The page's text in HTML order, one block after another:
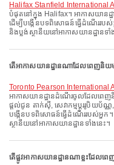
Halifax Stanfield International
បំផុតនៅក្នុង Halifax។ អាកាសយានដ្ឋ
ដើម្បីបង្កើនបទពិសោធន៍ធ្វើដំណើររប
និងប្លង់ស្ថានីយនៅអាកាសយានដ្ឋានទាំ
តើអាកាសយានដ្ឋានណាដែលពេញនិ
Toronto Pearson International
អាកាសយានដ្ឋានដំណើរចូលដែលពេញ
ផ្តល់ជូន តាក់ស៊ី, សេវាកម្មប្តូររូបិយប័ណ្ណ,
បង្កើនបទពិសោធន៍ធ្វើដំណើររបស់អ្នក
ស្ថានីយនៅអាកាសយានដ្ឋានទាំងនេះ។
តើផ្លូវអាកាសយានដ្ឋានណាខ្លះដែ